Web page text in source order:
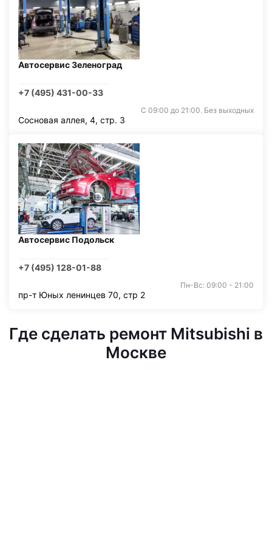
Автосервис Зеленоград
+7 (495) 431-00-33
С 09:00 до 21:00. Без выходных
Сосновая аллея, 4, стр. 3
Автосервис Подольск
+7 (495) 128-01-88
Пн-Вс: 09:00 - 21:00
пр-т Юных ленинцев 70, стр 2
Где сделать ремонт Mitsubishi в
Москве